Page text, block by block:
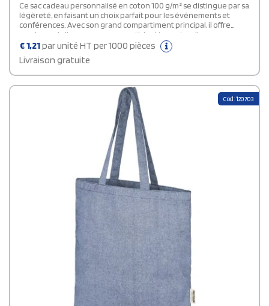
Ce sac cadeau personnalisé en coton 100 g/m² se distingue par sa
légèreté, en faisant un choix parfait pour les événements et
conférences. Avec son grand compartiment principal, il offre
amplement d'espace pour vos articles légers, tandis que ses
bretelles de 30 cm assurent un port confortable. De plus, ses
vastes zones d'impression offrent une visibilité maximale pour
tout logo. Issu de la marque Bullet, ce sac mesure 38 x 42 cm.
€1,21par unité HT per 1000 pièces
Livraison gratuite
Cod: 120703